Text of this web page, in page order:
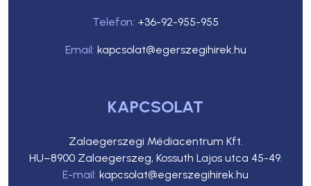
Telefon: +36-92-955-955
Email: kapcsolat@egerszegihirek.hu
KAPCSOLAT
Zalaegerszegi Médiacentrum Kft.
HU–8900 Zalaegerszeg, Kossuth Lajos utca 45-49.
E-mail: kapcsolat@egerszegihirek.hu